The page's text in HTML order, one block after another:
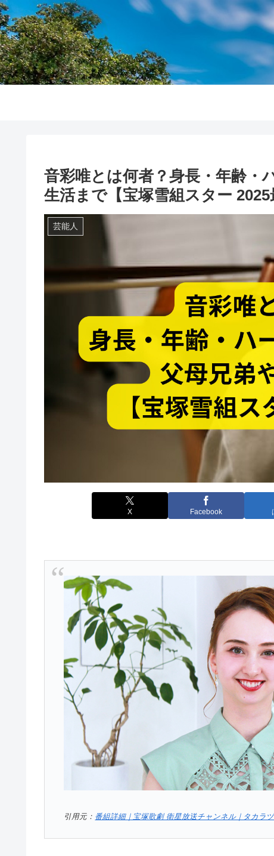
音彩唯とは何者？身長・年齢・
生活まで【宝塚雪組スター 2025
芸能人
X Facebook
引用元： 番組詳細｜宝塚歌劇 衛星放送チャンネル｜タカラ